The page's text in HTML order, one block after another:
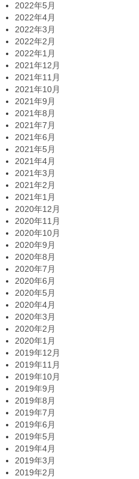
2022年5月
2022年4月
2022年3月
2022年2月
2022年1月
2021年12月
2021年11月
2021年10月
2021年9月
2021年8月
2021年7月
2021年6月
2021年5月
2021年4月
2021年3月
2021年2月
2021年1月
2020年12月
2020年11月
2020年10月
2020年9月
2020年8月
2020年7月
2020年6月
2020年5月
2020年4月
2020年3月
2020年2月
2020年1月
2019年12月
2019年11月
2019年10月
2019年9月
2019年8月
2019年7月
2019年6月
2019年5月
2019年4月
2019年3月
2019年2月